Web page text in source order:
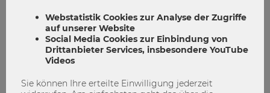
Warum lohnt sich ein Besuch am Tag
Webstatistik Cookies zur Analyse der Zugriffe
auf unserer Website
Social Media Cookies zur Einbindung von
Drittanbieter Services, insbesondere YouTube
Videos
Sie können Ihre erteilte Einwilligung jederzeit